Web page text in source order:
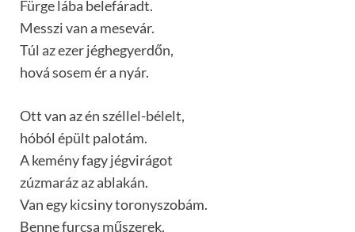
Fürge lába belefáradt.
Messzi van a mesevár.
Túl az ezer jéghegyerdőn,
hová sosem ér a nyár.
Ott van az én széllel-bélelt,
hóból épült palotám.
A kemény fagy jégvirágot
zúzmaráz az ablakán.
Van egy kicsiny toronyszobám.
Benne furcsa műszerek.